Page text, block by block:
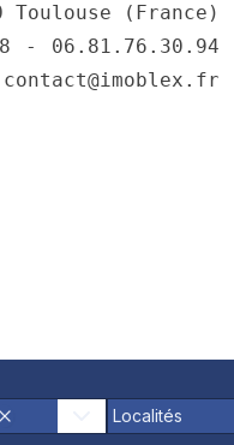
Toulouse (France)
⠀-⠀ 06.81.76.30.94
contact@imoblex.fr
Localités